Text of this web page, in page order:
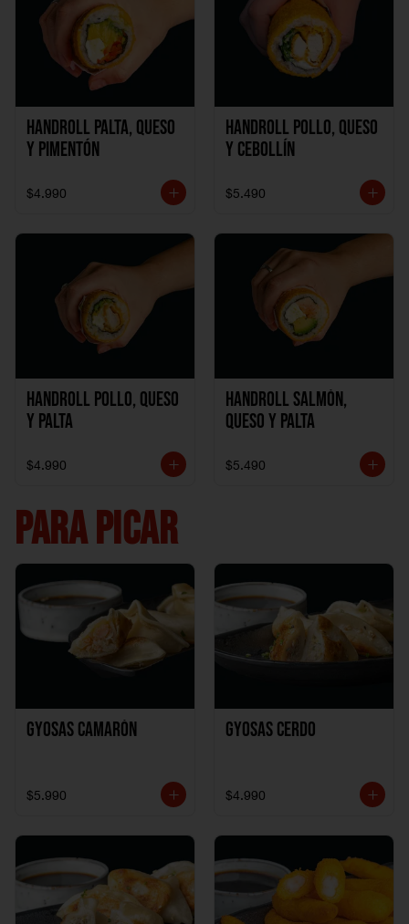
Handroll Palta, Queso
y Pimentón
$4.990
Handroll Pollo, Queso
y Cebollín
$5.490
Handroll Pollo, Queso
y Palta
$4.990
Handroll Salmón,
Queso y Palta
$5.490
PARA PICAR
Gyosas Camarón
$5.990
Gyosas Cerdo
$4.990